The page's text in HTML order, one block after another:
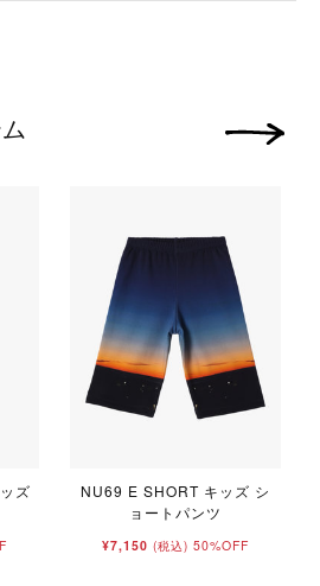
ズ
NU69 E SHORT キッズ シ
ョートパンツ
¥7,150 (税込) 50%OFF
次の画像